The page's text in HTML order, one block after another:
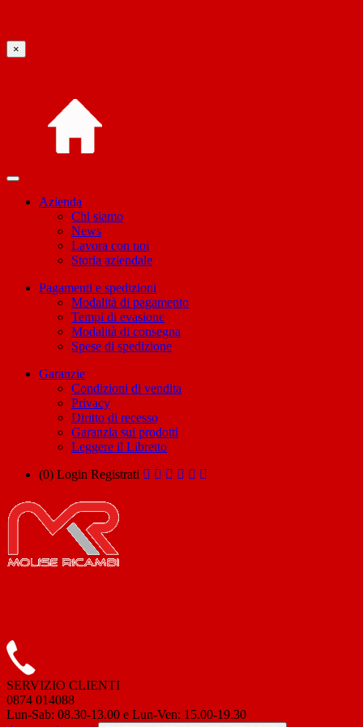
×
Azienda
Chi siamo
News
Lavora con noi
Storia aziendale
Pagamenti e spedizioni
Modalità di pagamento
Tempi di evasione
Modalità di consegna
Spese di spedizione
Garanzie
Condizioni di vendita
Privacy
Diritto di recesso
Garanzia sui prodotti
Leggere il Libretto
(0) Login Registrati
SERVIZIO CLIENTI
0874 014088
Lun-Sab: 08.30-13.00 e Lun-Ven: 15.00-19.30